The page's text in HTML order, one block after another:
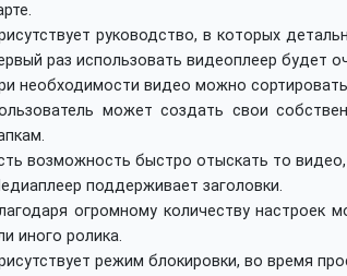
руководство, в которых
раз использовать видеоплеер будет
необходимости видео можно
может создать свои
возможность быстро отыскать то
поддерживает заголовки.
огромному количеству
иного ролика.
режим блокировки, во время